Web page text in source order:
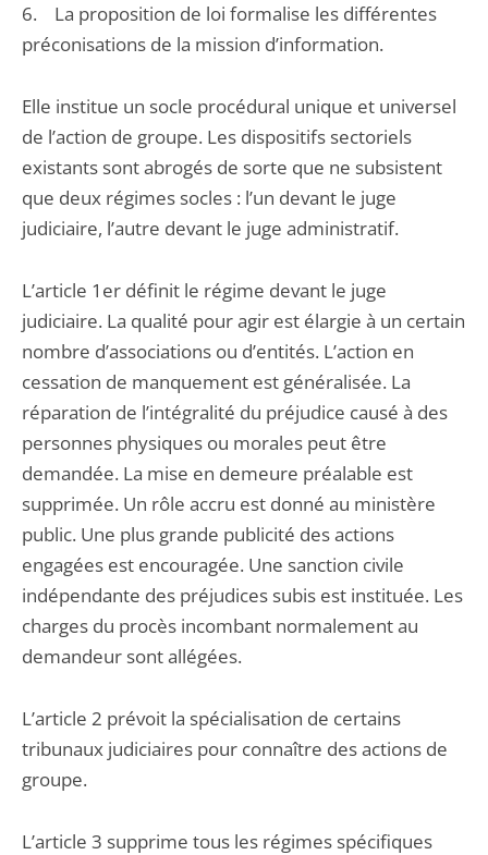
6. La proposition de loi formalise les différentes
préconisations de la mission d’information.
Elle institue un socle procédural unique et universel
de l’action de groupe. Les dispositifs sectoriels
existants sont abrogés de sorte que ne subsistent
que deux régimes socles : l’un devant le juge
judiciaire, l’autre devant le juge administratif.
L’article 1er définit le régime devant le juge
judiciaire. La qualité pour agir est élargie à un certain
nombre d’associations ou d’entités. L’action en
cessation de manquement est généralisée. La
réparation de l’intégralité du préjudice causé à des
personnes physiques ou morales peut être
demandée. La mise en demeure préalable est
supprimée. Un rôle accru est donné au ministère
public. Une plus grande publicité des actions
engagées est encouragée. Une sanction civile
indépendante des préjudices subis est instituée. Les
charges du procès incombant normalement au
demandeur sont allégées.
L’article 2 prévoit la spécialisation de certains
tribunaux judiciaires pour connaître des actions de
groupe.
L’article 3 supprime tous les régimes spécifiques